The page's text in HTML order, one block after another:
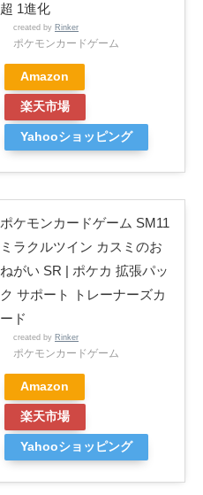
超 1進化
created by Rinker
ポケモンカードゲーム
Amazon
楽天市場
Yahooショッピング
ポケモンカードゲーム SM11
ミラクルツイン カスミのお
ねがい SR | ポケカ 拡張パッ
ク サポート トレーナーズカ
ード
created by Rinker
ポケモンカードゲーム
Amazon
楽天市場
Yahooショッピング